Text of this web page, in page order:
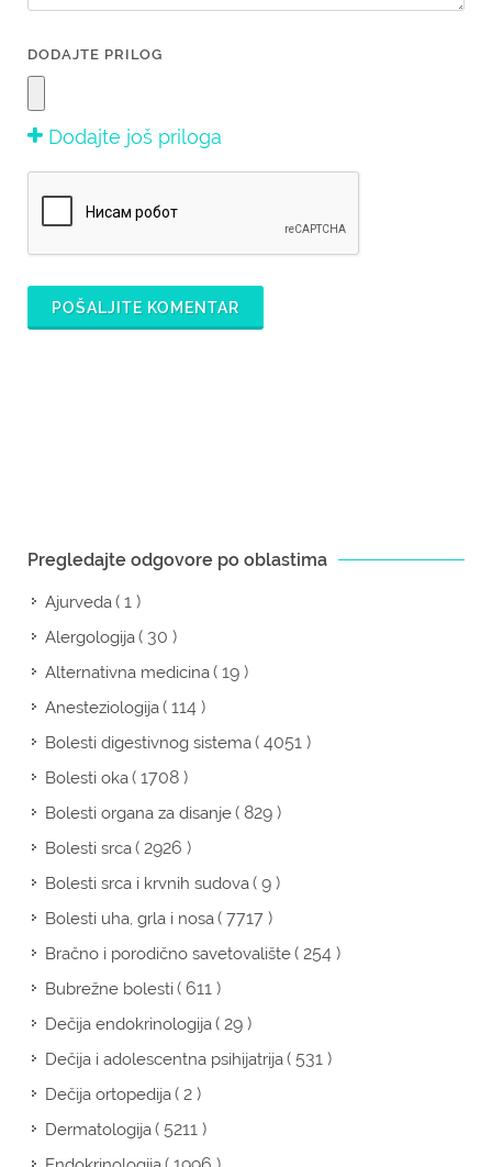
DODAJTE PRILOG
Dodajte još priloga
POŠALJITE KOMENTAR
Pregledajte odgovore po oblastima
Ajurveda( 1 )
Alergologija( 30 )
Alternativna medicina( 19 )
Anesteziologija( 114 )
Bolesti digestivnog sistema( 4051 )
Bolesti oka( 1708 )
Bolesti organa za disanje( 829 )
Bolesti srca( 2926 )
Bolesti srca i krvnih sudova( 9 )
Bolesti uha, grla i nosa( 7717 )
Bračno i porodično savetovalište( 254 )
Bubrežne bolesti( 611 )
Dečija endokrinologija( 29 )
Dečija i adolescentna psihijatrija( 531 )
Dečija ortopedija( 2 )
Dermatologija( 5211 )